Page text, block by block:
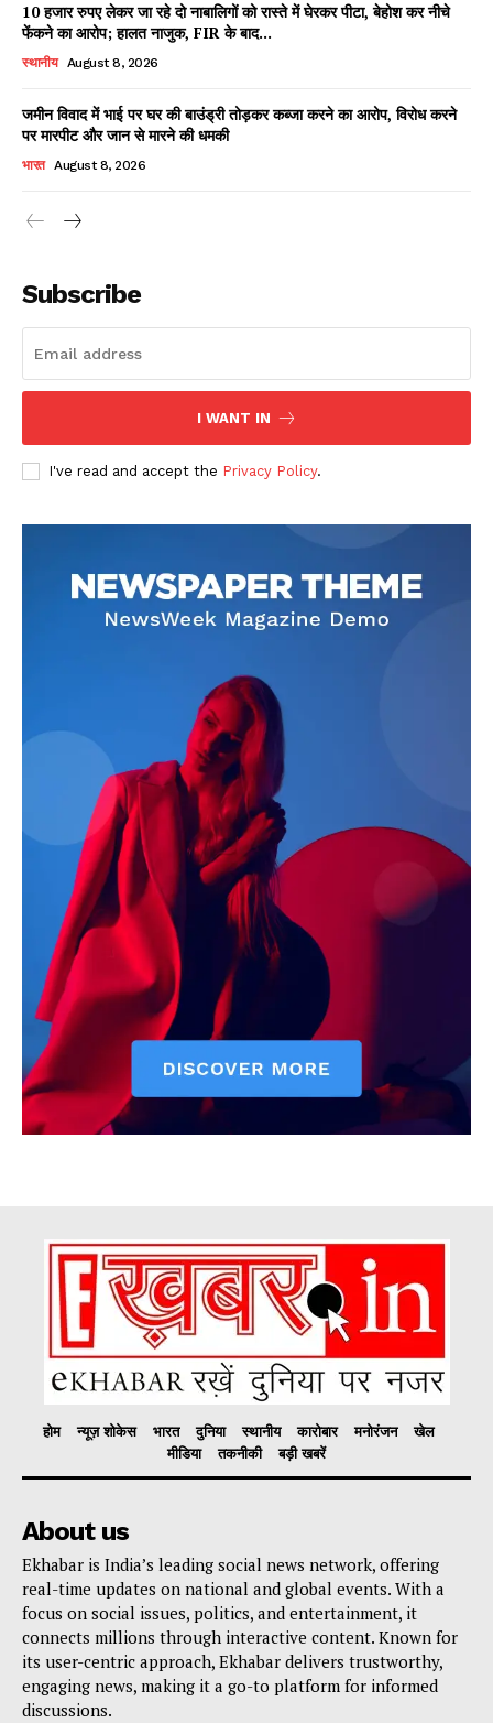
Contact us
Subscription Plans
My account
10 हजार रुपए लेकर जा रहे दो नाबालिगों को रास्ते में घेरकर पीटा, बेहोश कर नीचे
फेंकने का आरोप; हालत नाजुक, FIR के बाद...
स्थानीय August 8, 2026
जमीन विवाद में भाई पर घर की बाउंड्री तोड़कर कब्जा करने का आरोप, विरोध करने
पर मारपीट और जान से मारने की धमकी
भारत August 8, 2026
Subscribe
I WANT IN
I've read and accept the Privacy Policy.
होम न्यूज़ शोकेस भारत दुनिया स्थानीय कारोबार मनोरंजन
खेल
मीडिया
तकनीकी बड़ी खबरें
About us
Ekhabar is India’s leading social news network, offering
real-time updates on national and global events. With a
focus on social issues, politics, and entertainment, it
connects millions through interactive content. Known for
its user-centric approach, Ekhabar delivers trustworthy,
engaging news, making it a go-to platform for informed
discussions.